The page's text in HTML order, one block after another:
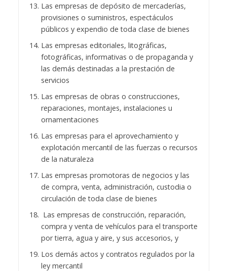
Las empresas de depósito de mercaderías,
provisiones o suministros, espectáculos
públicos y expendio de toda clase de bienes
Las empresas editoriales, litográficas,
fotográficas, informativas o de propaganda y
las demás destinadas a la prestación de
servicios
Las empresas de obras o construcciones,
reparaciones, montajes, instalaciones u
ornamentaciones
Las empresas para el aprovechamiento y
explotación mercantil de las fuerzas o recursos
de la naturaleza
Las empresas promotoras de negocios y las
de compra, venta, administración, custodia o
circulación de toda clase de bienes
Las empresas de construcción, reparación,
compra y venta de vehículos para el transporte
por tierra, agua y aire, y sus accesorios, y
Los demás actos y contratos regulados por la
ley mercantil